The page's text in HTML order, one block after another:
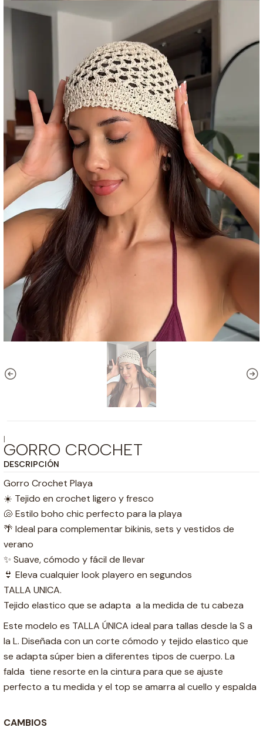
|
GORRO CROCHET
DESCRIPCIÓN
Gorro Crochet Playa
☀️ Tejido en crochet ligero y fresco
🐚 Estilo boho chic perfecto para la playa
🌴 Ideal para complementar bikinis, sets y vestidos de
verano
✨ Suave, cómodo y fácil de llevar
👙 Eleva cualquier look playero en segundos
TALLA UNICA.
Tejido elastico que se adapta a la medida de tu cabeza
Este modelo es TALLA ÚNICA ideal para tallas desde la S a
la L. Diseñada con un corte cómodo y tejido elastico que
se adapta súper bien a diferentes tipos de cuerpo. La
falda tiene resorte en la cintura para que se ajuste
perfecto a tu medida y el top se amarra al cuello y espalda
CAMBIOS